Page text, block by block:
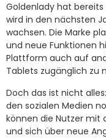
Goldenlady hat
wird in den nächsten
wachsen. Die Marke
und neue Funktionen
Plattform auch auf
Tablets zugänglich zu
Doch das ist nicht
den sozialen Medien
können die Nutzer mit
und sich über neue